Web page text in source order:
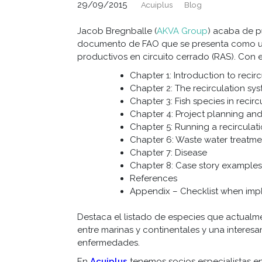
29/09/2015 Acuiplus Blog
Jacob Bregnballe (AKVA Group) acaba de
documento de FAO que se presenta como
productivos en circuito cerrado (RAS). Con
Chapter 1: Introduction to
Chapter 2: The recirculation
Chapter 3: Fish species in
Chapter 4: Project planning
Chapter 5: Running a
Chapter 6: Waste water
Chapter 7: Disease
Chapter 8: Case story examples
References
Appendix – Checklist when
Destaca el listado de especies que
entre marinas y continentales y una
enfermedades.